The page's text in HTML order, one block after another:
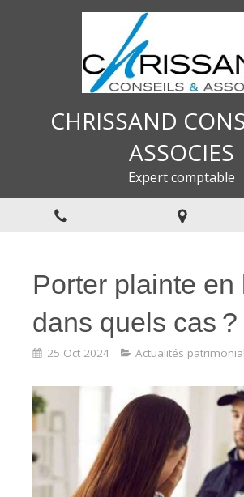
CHRISSAND
ASSOCIES
Expert comptable
Porter plainte en
dans quels cas ?
25 Oct 2024 Actualités